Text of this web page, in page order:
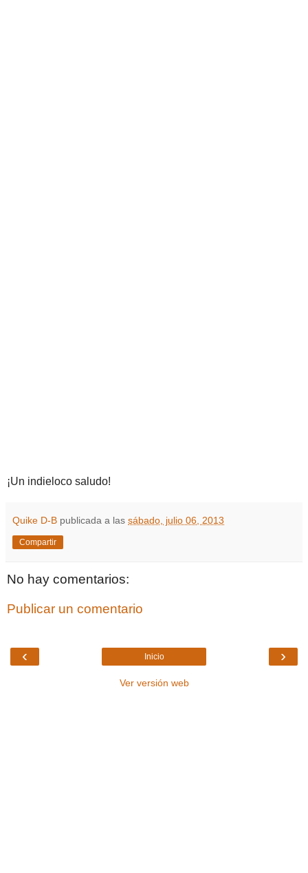
¡Un indieloco saludo!
Quike D-B publicada a las sábado, julio 06, 2013
Compartir
No hay comentarios:
Publicar un comentario
‹ ›
Inicio
Ver versión web